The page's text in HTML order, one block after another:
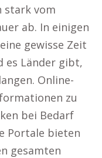
stark vom
ab. In einigen
gewisse Zeit
es Länder gibt,
Online-
zu
bei Bedarf
Portale bieten
gesamten